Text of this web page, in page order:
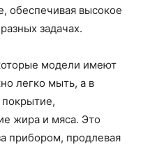
обеспечивая высокое
задачах.
модели имеют
легко мыть, а в
жира и мяса. Это
прибором, продлевая